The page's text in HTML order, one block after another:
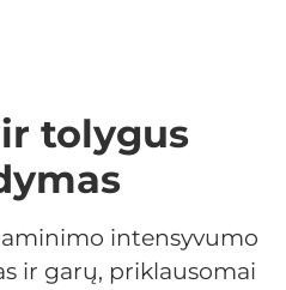
tolygus
intensyvumo
ir garų, priklausomai